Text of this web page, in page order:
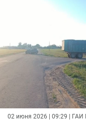
02 июня 2026 | 09:29 | ГАИ